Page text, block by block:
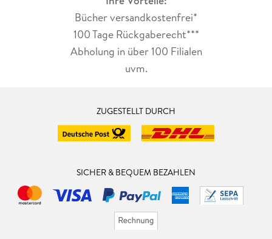
Budapest (fast) umsonst231
Unterwegs in Budapest237
Übernachten243
Budapest von A bis Z263
Verzeichnisse
Register280
Bücher versandkostenfrei*
100 Tage Rückgaberecht***
Abholung in über 100 Filialen
uvm.
ZUGESTELLT DURCH
SICHER & BEQUEM BEZAHLEN